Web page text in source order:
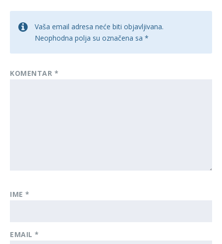
Vaša email adresa neće biti objavljivana.
Neophodna polja su označena sa *
KOMENTAR*
IME*
EMAIL*